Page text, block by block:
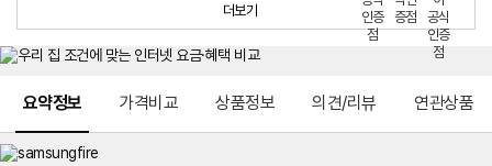
시
생
는
치
비
더보기
요약정보 가격비교 상품정보 의견/리뷰 연관상품